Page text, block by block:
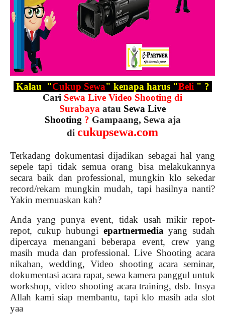
Kalau "Cukup Sewa" kenapa harus "Beli " ?
Cari Sewa Live Video Shooting di
Surabaya atau Sewa Live
Shooting ? Gampaang, Sewa aja
di cukupsewa.com
Terkadang dokumentasi dijadikan sebagai hal yang
sepele tapi tidak semua orang bisa melakukannya
secara baik dan professional, mungkin klo sekedar
record/rekam mungkin mudah, tapi hasilnya nanti?
Yakin memuaskan kah?
Anda yang punya event, tidak usah mikir repot-
repot, cukup hubungi epartnermediayang sudah
dipercaya menangani beberapa event, crew yang
masih muda dan professional. Live Shooting acara
nikahan, wedding, Video shooting acara seminar,
dokumentasi acara rapat, sewa kamera panggul untuk
workshop, video shooting acara training, dsb. Insya
Allah kami siap membantu, tapi klo masih ada slot
yaa